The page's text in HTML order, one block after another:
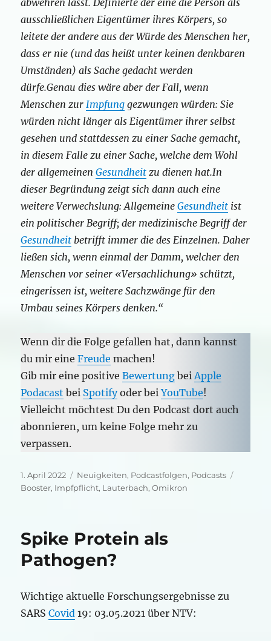
abwehren lässt. Definierte der eine die Person als
ausschließlichen Eigentümer ihres Körpers, so
leitete der andere aus der Würde des Menschen her,
dass er nie (und das heißt unter keinen denkbaren
Umständen) als Sache gedacht werden
dürfe.Genau dies wäre aber der Fall, wenn
Menschen zurImpfung gezwungen würden: Sie
würden nicht länger als Eigentümer ihrer selbst
gesehen und stattdessen zu einer Sache gemacht,
in diesem Falle zu einer Sache, welche dem Wohl
der allgemeinenGesundheit zu dienen hat.In
dieser Begründung zeigt sich dann auch eine
weitere Verwechslung: AllgemeineGesundheit ist
ein politischer Begriff; der medizinische Begriff der
Gesundheit betrifft immer die des Einzelnen. Daher
ließen sich, wenn einmal der Damm, welcher den
Menschen vor seiner «Versachlichung» schützt,
eingerissen ist, weitere Sachzwänge für den
Umbau seines Körpers denken.“
Wenn dir die Folge gefallen hat, dann kannst
du mir eineFreude machen!
Gib mir eine positiveBewertung beiApple
Podacast bei Spotifyoder beiYouTube!
Vielleicht möchtest Du den Podcast dort auch
abonnieren, um keine Folge mehr zu
verpassen.
Veröffentlicht
am
1. April 2022 Kategorien
Neuigkeiten, Podcastfolgen, Podcasts
Booster, Impfpflicht, Lauterbach,Omikron
Spike Protein als
Pathogen?
Wichtige aktuelle Forschungsergebnisse zu
SARSCovid 19: 03.05.2021 über NTV: